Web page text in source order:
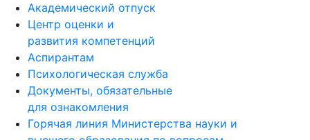
Академический отпуск
Центр оценки и
развития компетенций
Аспирантам
Психологическая служба
Документы, обязательные
для ознакомления
Горячая линия Министерства науки и